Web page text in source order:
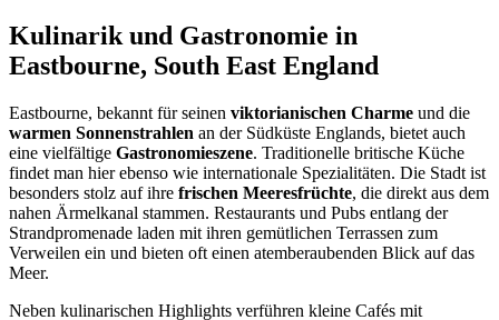
Kulinarik und Gastronomie in
Eastbourne, South East England
Eastbourne, bekannt für seinen viktorianischen Charme und die
warmen Sonnenstrahlen an der Südküste Englands, bietet auch
eine vielfältige Gastronomieszene. Traditionelle britische Küche
findet man hier ebenso wie internationale Spezialitäten. Die Stadt ist
besonders stolz auf ihre frischen Meeresfrüchte, die direkt aus dem
nahen Ärmelkanal stammen. Restaurants und Pubs entlang der
Strandpromenade laden mit ihren gemütlichen Terrassen zum
Verweilen ein und bieten oft einen atemberaubenden Blick auf das
Meer.
Neben kulinarischen Highlights verführen kleine Cafés mit